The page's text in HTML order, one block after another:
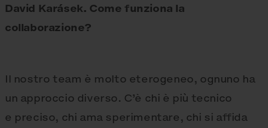
David Karásek. Come funziona la
collaborazione?
Il nostro team è molto eterogeneo, ognuno ha
un approccio diverso. C’è chi è più tecnico
e preciso, chi ama sperimentare, chi si affida